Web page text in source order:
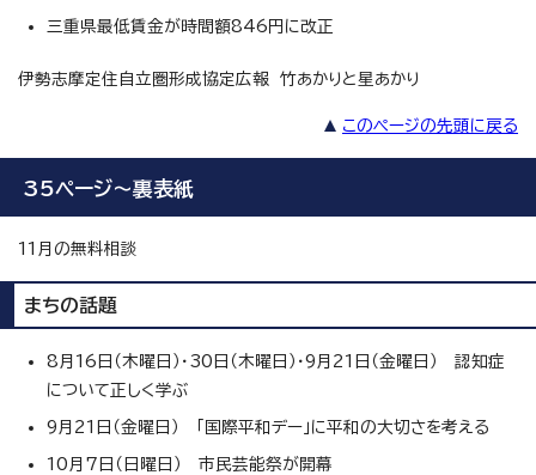
三重県最低賃金が時間額846円に改正
伊勢志摩定住自立圏形成協定広報 竹あかりと星あかり
このページの先頭に戻る
35ページ～裏表紙
11月の無料相談
まちの話題
8月16日（木曜日）・30日（木曜日）・9月21日（金曜日） 認知症
について正しく学ぶ
9月21日（金曜日） 「国際平和デー」に平和の大切さを考える
10月7日（日曜日） 市民芸能祭が開幕